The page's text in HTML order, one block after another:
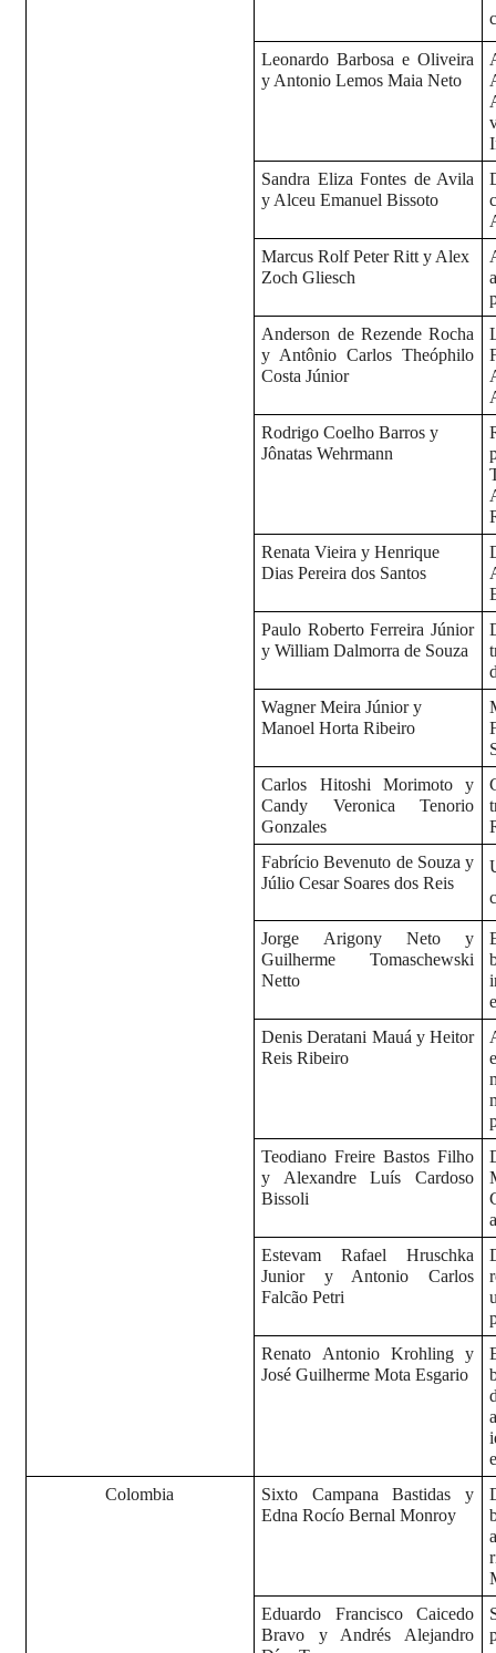
Leonardo Barbosa e Oliveira
y Antonio Lemos Maia Neto
Sandra Eliza Fontes de Avila
y Alceu Emanuel Bissoto
Marcus Rolf Peter Ritt y Alex
Zoch Gliesch
Anderson de Rezende Rocha
y Antônio Carlos Theóphilo
Costa Júnior
Rodrigo Coelho Barros y
Jônatas Wehrmann
Renata Vieira y Henrique
Dias Pereira dos Santos
Paulo Roberto Ferreira Júnior
y William Dalmorra de Souza
Wagner Meira Júnior y
Manoel Horta Ribeiro
Carlos Hitoshi Morimoto y
Candy Veronica Tenorio
Gonzales
Fabrício Bevenuto de Souza y
Júlio Cesar Soares dos Reis
Jorge Arigony Neto y
Guilherme Tomaschewski
Netto
Denis Deratani Mauá y Heitor
Reis Ribeiro
Teodiano Freire Bastos Filho
y Alexandre Luís Cardoso
Bissoli
Estevam Rafael Hruschka
Junior y Antonio Carlos
Falcão Petri
Renato Antonio Krohling y
José Guilherme Mota Esgario
Colombia
Sixto Campana Bastidas y
Edna Rocío Bernal Monroy
Eduardo Francisco Caicedo
Bravo y Andrés Alejandro